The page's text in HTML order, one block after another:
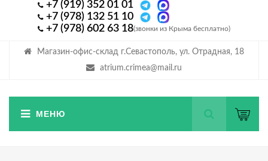
Магазин-офис-склад г.Севастополь, ул. Отрадная, 18
atrium.crimea@mail.ru
+7 (919) 352 01 01
+7 (978) 132 51 10
+7 (978) 602 63 18(звонки из Крыма бесплатно)